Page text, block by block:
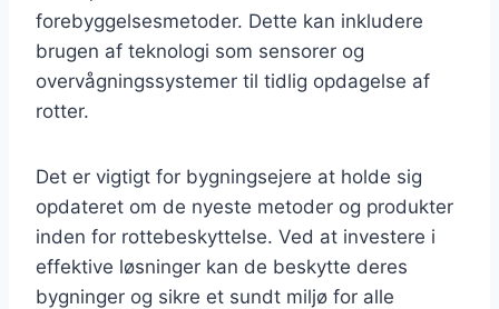
forebyggelsesmetoder. Dette kan inkludere
brugen af teknologi som sensorer og
overvågningssystemer til tidlig opdagelse af
rotter.
Det er vigtigt for bygningsejere at holde sig
opdateret om de nyeste metoder og produkter
inden for rottebeskyttelse. Ved at investere i
effektive løsninger kan de beskytte deres
bygninger og sikre et sundt miljø for alle